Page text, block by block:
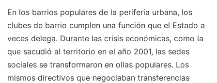
En los barrios populares de la periferia urbana, los
clubes de barrio cumplen una función que el Estado a
veces delega. Durante las crisis económicas, como la
que sacudió al territorio en el año 2001, las sedes
sociales se transformaron en ollas populares. Los
mismos directivos que negociaban transferencias